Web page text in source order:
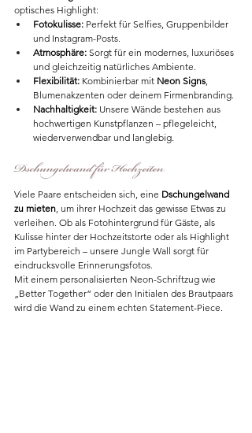
optisches Highlight:
Fotokulisse: Perfekt für Selfies, Gruppenbilder
und Instagram-Posts.
Atmosphäre: Sorgt für ein modernes, luxuriöses
und gleichzeitig natürliches Ambiente.
Flexibilität: Kombinierbar mit Neon Signs,
Blumenakzenten oder deinem Firmenbranding.
Nachhaltigkeit: Unsere Wände bestehen aus
hochwertigen Kunstpflanzen – pflegeleicht,
wiederverwendbar und langlebig.
Dschungelwand für Hochzeiten
Viele Paare entscheiden sich, eine Dschungelwand
zu mieten, um ihrer Hochzeit das gewisse Etwas zu
verleihen. Ob als Fotohintergrund für Gäste, als
Kulisse hinter der Hochzeitstorte oder als Highlight
im Partybereich – unsere Jungle Wall sorgt für
eindrucksvolle Erinnerungsfotos.
Mit einem personalisierten Neon-Schriftzug wie
„Better Together“ oder den Initialen des Brautpaars
wird die Wand zu einem echten Statement-Piece.